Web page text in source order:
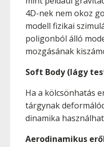
4D-nek nem okoz
modell fizikai
poligonból álló
mozgásának
Soft Body (lágy
Ha a kölcsönhatás
tárgynak
dinamika
Aerodinamikus